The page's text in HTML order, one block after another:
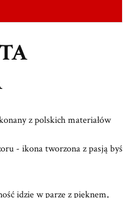
z polskich materiałów
- ikona tworzona z pasją byś
idzie w parze z pięknem,